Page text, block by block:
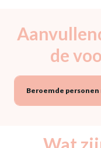
de
Beroemde